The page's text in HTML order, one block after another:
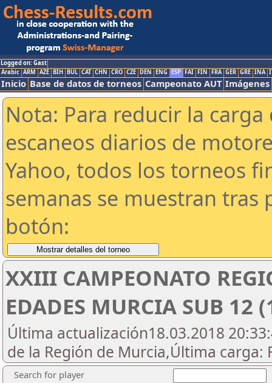
Logged on: Gast
Arabic ARM AZE BIH BUL CAT CHN CRO CZE DEN ENG ESP FAI FIN FRA GER GRE INA
Inicio Base de datos de torneos Campeonato AUT Imágenes
Nota: Para reducir la
escaneos diarios de
Yahoo, todos los torneos
semanas se muestran tras
botón:
XXIII CAMPEONATO
EDADES MURCIA SUB 12
Última actualización18.03.2018
de la Región de Murcia,Última carga:
Search for player